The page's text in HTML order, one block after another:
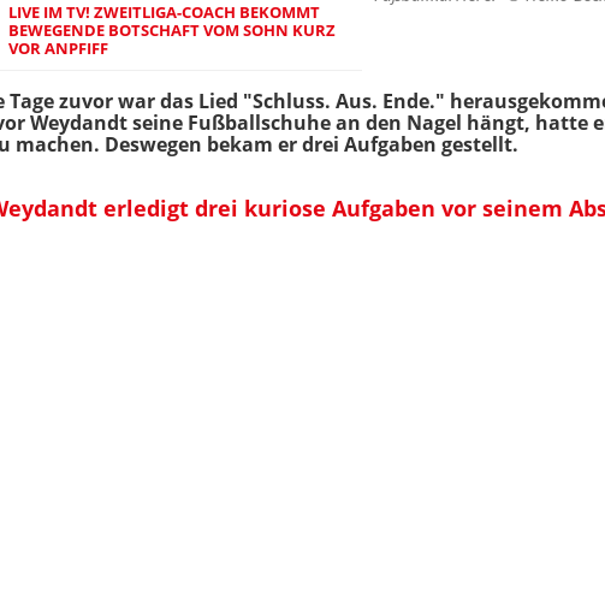
LIVE IM TV! ZWEITLIGA-COACH BEKOMMT
BEWEGENDE BOTSCHAFT VOM SOHN KURZ
VOR ANPFIFF
Tage zuvor war das Lied "Schluss. Aus. Ende."
Weydandt seine Fußballschuhe an den Nagel hängt, hatte
machen. Deswegen bekam er drei Aufgaben gestellt.
erledigt drei kuriose Aufgaben vor seinem